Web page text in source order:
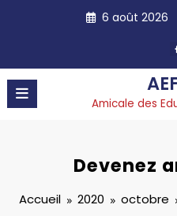
6 août 2026
Amicale des
Devenez
Accueil 2020 octobre